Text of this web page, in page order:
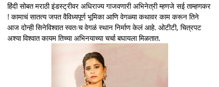
हिंदी सोबत मराठी इंडस्ट्रीवर अधिराज्य गाजवणारी अभिनेत्री म्हणजे सई ताम्हणकर
! कामाचं सातत्य जपत वैविध्यपूर्ण भूमिका आणि वेगळ्या कथावर काम करून तिने
आज दोन्ही सिनेविश्वात स्वतःच वेगळं स्थान निर्माण केलं आहे. ओटीटी, चित्रपट
अश्या विश्वात कायम तिच्या अभिनयाच्या चर्चा बघायला मिळतात.